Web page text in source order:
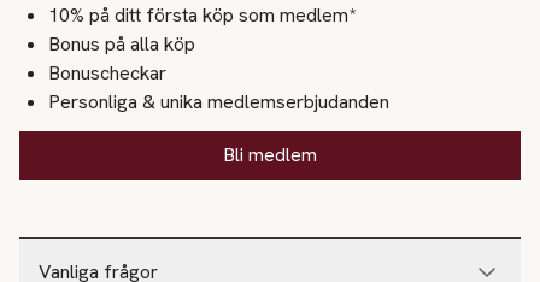
Vanliga frågor
10% på ditt första köp som medlem*
Bonus på alla köp
Bonuscheckar
Personliga & unika medlemserbjudanden
Bli medlem